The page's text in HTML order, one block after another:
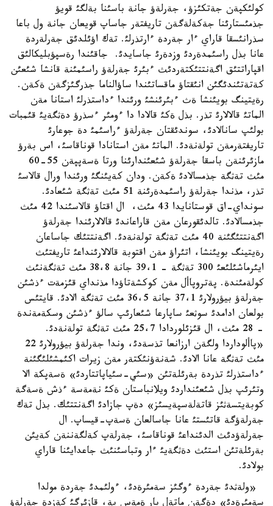
كولئكپةن جةتكئزؤ، جةرلةؤ جانة باسئنا بةلگئ قويؤ
جذمئستارئنا جةكةلةگةن تاريفتةر جاساپ قويعان جانة ول باعا
سذرانئسقا قاراي ءار جةردة ءارتذرلئ. تةك اؤئلدئق جةرلةردة
عانا بذل راسئمدةردئ وزدةرئ جاسايدئ. جاقئندا رةسپؤبليكالئق
اقپاراتتئق اگةنتتئكتةردئث ءبئرئ جةرلةؤ راسئمئنة قانشا شئعئن
كةتةتئندئگئن انئقتاؤ ماقساتئندا ساؤالناما جذرگئزگةن ةكةن.
رةيتينگ بويئنشا ةث ءبئرئنشئ ورئندا ءداستذرلئ استانا مةن
الماتئ قالالارئ تذر. بذل ةكئ قالادا دا ءومئر ءسذرؤ دةثگةيئ قئمبات
بولئپ سانالادئ، سوندئقتان جةرلةؤ ءراسئمئ دة جوعارئ
تاريفتةرمةن تولةنةدئ. الماتئ مةن استانادا قوناقاسئ، اس بةرؤ
مازئرئنةن باسقا جةرلةؤ شئعئندارئنا ورتا ةسةپپةن 55-60
مئث تةثگة جذمسالادئ ةكةن. ودان كةيئنگئ ورئندا ورال قالاسئ
تذر، مذندا جةرلةؤ راسئمدةرئنة 51 مئث تةثگة شئعادئ.
سونداي-اق قوستانايدا 43 مئث، ال اقتاؤ قالاسئندا 42 مئث
جذمسالادئ. تالدئقورعان مةن قاراعاندئ قالالارئندا جةرلةؤ
اگةنتتئگئنة 40 مئث تةثگة تولةنةدئ. اگةنتتئك جاساعان
رةيتينگ بويئنشا، اتئراؤ مةن اقتوبة قالالارئنداعئ تاريفتئث
ايئرماشئلئعئ 300 تةثگة - 39،1 جانة 38،8 مئث تةثگةنئث
كولةمئندة. پةتروپاأل مةن كوكشةتاؤدا مذنداي قئزمةت ءذشئن
جةرلةؤ بيؤرولارئ 37،1 جانة 36،5 مئث تةثگة الادئ. قايتئس
بولعان ادامدئ سوثعئ ساپارعا شئعارئپ سالؤ ءذشئن وسكةمةندة
- 28 مئث، ال قئزئلوردادا 25،7 مئث تةثگة تولةنةدئ.
«پاألوداردا ولگةن ارزانعا تذسةدئ، وندا جةرلةؤ بيؤرولارئ 22
مئث تةثگة عانا الادئ. شةنةؤنئكتةر مةن زيرات اكئمشئلئگئنة
ءداستذرلئ تذردة بةرئلةتئن «سئي-سئياپاتتاردئ» ةسةپكة الا
وتئرئپ بذل شئعئنداردئ ويلانباستان ةكئ نةمةسة ءذش ةسةگة
كوبةيتسةثئز قاتةلةسپةيسئز» دةپ جازادئ اگةنتتئك. بذل تةك
جةرلةؤگة قاتئستئ عانا جاسالعان ةسةپ-قيساپ. ال
جةرلةؤدئث الدئنداعئ قوناقاسئ، جةرلةپ كةلگةننةن كةيئن
بةرئلةتئن استئث دةثگةيئ ءار وتباسئنئث جاعدايئنا قاراي
بولادئ.
«ولةثدئ جةردة ءوگئز سةمئرةدئ، ءولئمدئ جةردة مولدا